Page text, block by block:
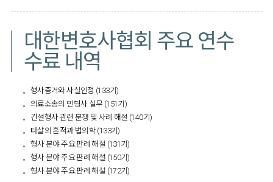
대한변호사협회 주요 연수
수료 내역
형사증거와 사실인정 (133기)
의료소송의 민형사 실무 (151기)
건설형사 관련 분쟁 및 사례 해설 (140기)
타살의 흔적과 법의학 (133기)
형사 분야 주요 판례 해설 (131기)
형사 분야 주요 판례 해설 (150기)
형사 분야 주요 판례 해설 (172기)​